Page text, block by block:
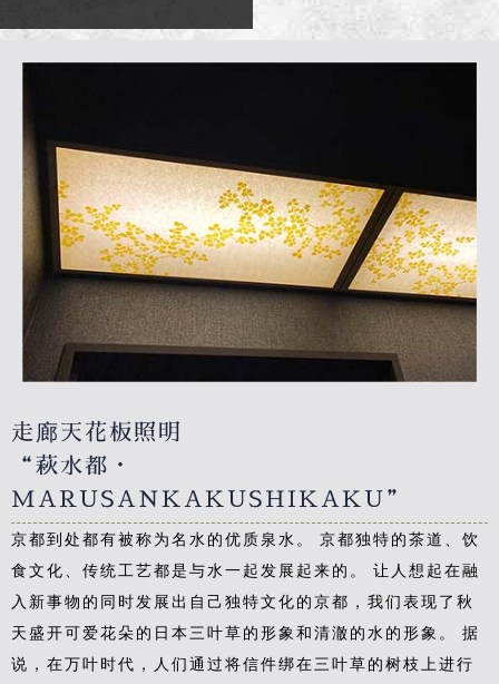
走廊天花板照明
“萩水都・
MARUSANKAKUSHIKAKU”
京都到处都有被称为名水的优质泉水。 京都独特的茶道、饮
食文化、传统工艺都是与水一起发展起来的。 让人想起在融
入新事物的同时发展出自己独特文化的京都，我们表现了秋
天盛开可爱花朵的日本三叶草的形象和清澈的水的形象。 据
说，在万叶时代，人们通过将信件绑在三叶草的树枝上进行